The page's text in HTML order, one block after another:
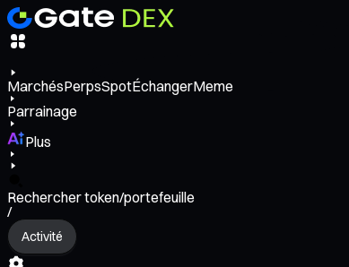
MarchésPerpsSpotÉchangerMeme
Parrainage
Plus
Rechercher token/portefeuille
/
Activité